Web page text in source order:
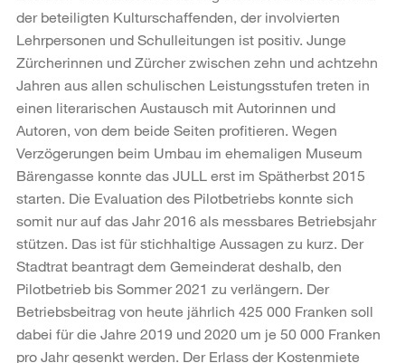
der beteiligten Kulturschaffenden, der involvierten
Lehrpersonen und Schulleitungen ist positiv. Junge
Zürcherinnen und Zürcher zwischen zehn und achtzehn
Jahren aus allen schulischen Leistungsstufen treten in
einen literarischen Austausch mit Autorinnen und
Autoren, von dem beide Seiten profitieren. Wegen
Verzögerungen beim Umbau im ehemaligen Museum
Bärengasse konnte das JULL erst im Spätherbst 2015
starten. Die Evaluation des Pilotbetriebs konnte sich
somit nur auf das Jahr 2016 als messbares Betriebsjahr
stützen. Das ist für stichhaltige Aussagen zu kurz. Der
Stadtrat beantragt dem Gemeinderat deshalb, den
Pilotbetrieb bis Sommer 2021 zu verlängern. Der
Betriebsbeitrag von heute jährlich 425 000 Franken soll
dabei für die Jahre 2019 und 2020 um je 50 000 Franken
pro Jahr gesenkt werden. Der Erlass der Kostenmiete